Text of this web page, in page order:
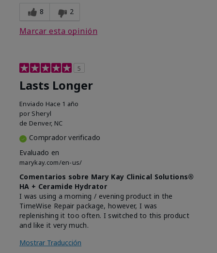
8 2
Marcar esta opinión
5
Lasts Longer
Enviado Hace 1 año
por Sheryl
de Denver, NC
Comprador verificado
Evaluado en
marykay.com/en-us/
Comentarios sobre Mary Kay Clinical Solutions®
HA + Ceramide Hydrator
I was using a morning / evening product in the
TimeWise Repair package, however, I was
replenishing it too often. I switched to this product
and like it very much.
Mostrar Traducción